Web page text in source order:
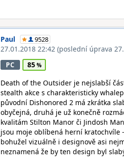
Paul 9528
27.01.2018 22:42 (poslední úprava
PC
85
Death of the Outsider je nejslabší
stealth akce s charakteristicky
původní Dishonored 2 má zkrátka
obyčejná, druhá je už konečně
kvalitám Stilton Manor či Jindosh
jsou moje oblíbená herní kratochvíle
bohužel vizuálně i designově asi
neznamená že by ten design byl